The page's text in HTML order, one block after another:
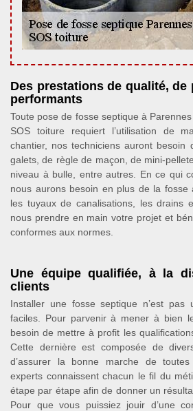
Des prestations de qualité,
performants
Toute pose de fosse septique à
SOS toiture requiert l’utilisation de
chantier, nos techniciens auront besoin
galets, de règle de maçon, de mini-
niveau à bulle, entre autres. En ce qui
nous aurons besoin en plus de la fosse
les tuyaux de canalisations, les drains
nous prendre en main votre projet et
conformes aux normes.
Une équipe qualifiée, à la
clients
Installer une fosse septique n’est pas
faciles. Pour parvenir à mener à bien
besoin de mettre à profit les
Cette dernière est composée de
d’assurer la bonne marche de
experts connaissent chacun le fil du
étape par étape afin de donner un
Pour que vous puissiez jouir d’une